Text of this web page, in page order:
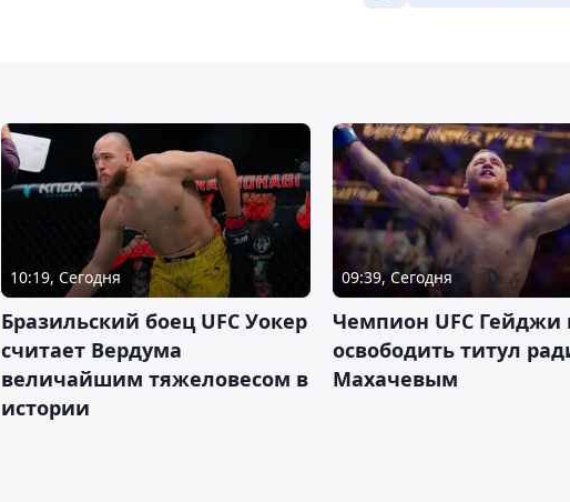
10:19, Сегодня
Бразильский боец UFC Уокер
считает Вердума
величайшим тяжеловесом в
истории
09:39, Сегодня
Чемпион UFC
освободить титул
Махачевым